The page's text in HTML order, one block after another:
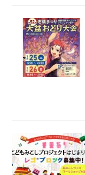
#今週どこいく？#自然
#教えたい／教えて投